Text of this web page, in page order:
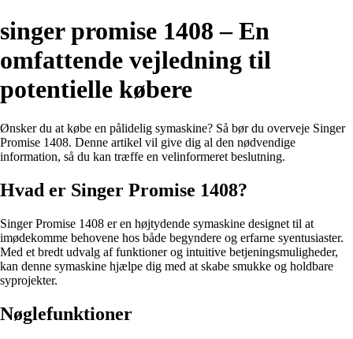
singer promise 1408 – En
omfattende vejledning til
potentielle købere
Ønsker du at købe en pålidelig symaskine? Så bør du overveje Singer
Promise 1408. Denne artikel vil give dig al den nødvendige
information, så du kan træffe en velinformeret beslutning.
Hvad er Singer Promise 1408?
Singer Promise 1408 er en højtydende symaskine designet til at
imødekomme behovene hos både begyndere og erfarne syentusiaster.
Med et bredt udvalg af funktioner og intuitive betjeningsmuligheder,
kan denne symaskine hjælpe dig med at skabe smukke og holdbare
syprojekter.
Nøglefunktioner